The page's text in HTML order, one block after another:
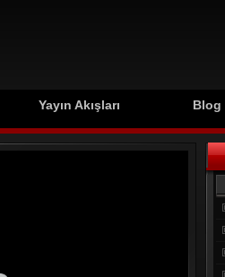
Yayın Akışları Blog